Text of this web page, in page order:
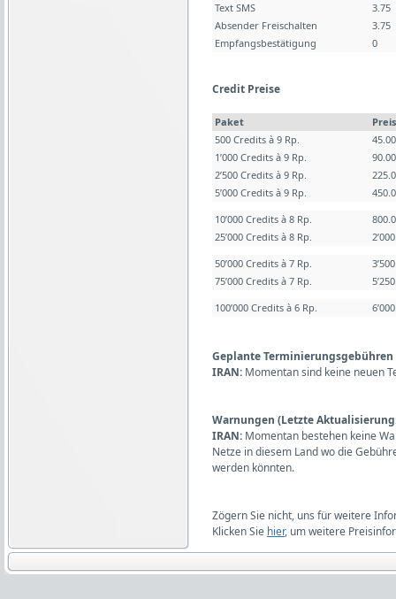
Text SMS
3.75
Absender Freischalten
3.75
Empfangsbestätigung
0
Credit Preise
Paket
Preis
500 Credits à 9 Rp.
1’000 Credits à 9 Rp.
2’500 Credits à 9 Rp.
5’000 Credits à 9 Rp.
10’000 Credits à 8 Rp.
25’000 Credits à 8 Rp.
50’000 Credits à 7 Rp.
75’000 Credits à 7 Rp.
100’000 Credits à 6 Rp.
Geplante
IRAN: Momentan sind keine neuen
Warnungen (Letzte
IRAN: Momentan bestehen keine
Netze in diesem Land wo die
werden könnten.
Zögern Sie nicht, uns für weitere
Klicken Sie hier, um weitere